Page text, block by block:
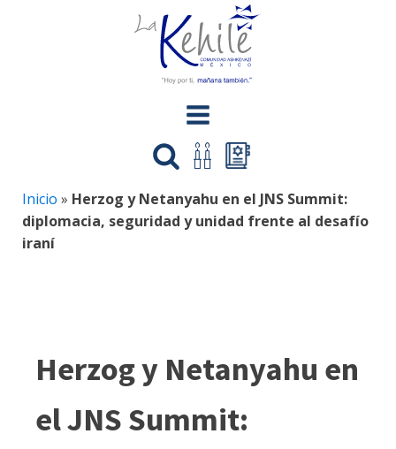
Inicio » Herzog y Netanyahu en el JNS Summit:
diplomacia, seguridad y unidad frente al desafío
iraní
Herzog y Netanyahu en
el JNS Summit: